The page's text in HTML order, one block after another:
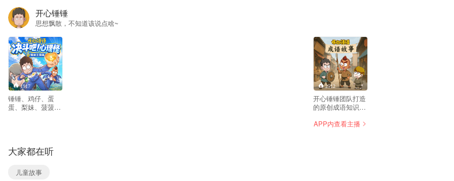
开心锤锤
思想飘散，不知道该说点啥~
1917
锤锤、鸡仔、蛋
蛋、梨妹、菠菠、
个神秘的“情绪王
国”。这里曾被八位
精灵守护，然而，
当掌管万物的国王
2512
开心锤锤团队打造
的原创成语知识故
APP内查看主播
大家都在听
儿童故事